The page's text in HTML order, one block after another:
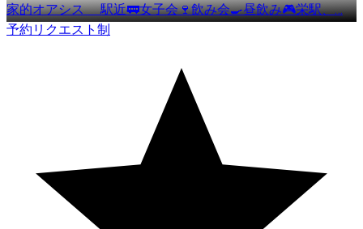
家的オアシス 駅近🚃女子会🍷飲み会🍳昼飲み🎮栄駅、…
予約リクエスト制